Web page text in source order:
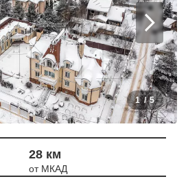
1/5
28 км
от МКАД